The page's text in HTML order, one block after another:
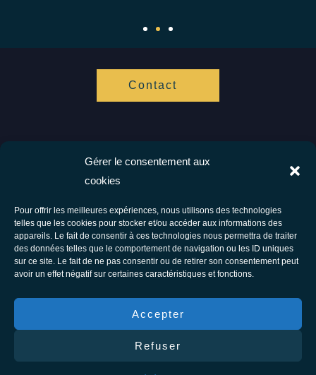
Gérer le consentement aux
cookies
Pour offrir les meilleures expériences, nous utilisons des technologies
telles que les cookies pour stocker et/ou accéder aux informations des
appareils. Le fait de consentir à ces technologies nous permettra de traiter
des données telles que le comportement de navigation ou les ID uniques
sur ce site. Le fait de ne pas consentir ou de retirer son consentement peut
avoir un effet négatif sur certaines caractéristiques et fonctions.
Accepter
Refuser
Contact
Ensemble vers votre bien être.
Facebook Instagram
Tous droits réservés © 2026 Vis Ta Vie Zen - Thérapie comportementale et
énergétique
F.A.Q
Conditions générales d’utilisation
Conditions générales de vente